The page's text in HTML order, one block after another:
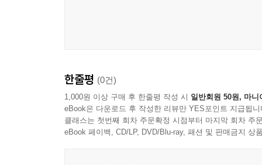
한줄평 (0건)
1,000원 이상 구매 후 한줄평 작성 시 일반회원 50원, 마니
eBook은 다운로드 후 작성한 리뷰만 YES포인트 지급됩니
클래스는 첫번째 회차 주문확정 시점부터 마지막 회차 주
eBook 페이백, CD/LP, DVD/Blu-ray, 패션 및 판매금지 상